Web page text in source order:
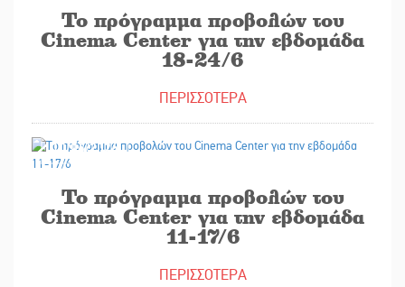
Το πρόγραμμα προβολών του
Cinema Center για την εβδομάδα
18-24/6
ΠΕΡΙΣΣΟΤΕΡΑ
10/06/2026
Το πρόγραμμα προβολών του
Cinema Center για την εβδομάδα
11-17/6
ΠΕΡΙΣΣΟΤΕΡΑ